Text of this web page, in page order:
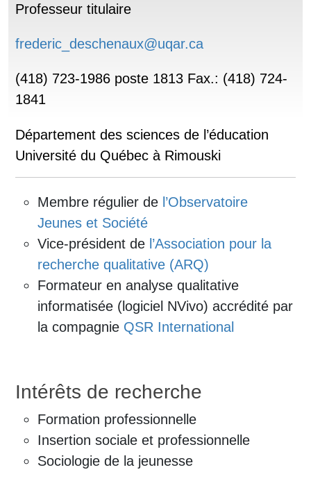
Professeur titulaire
frederic_deschenaux@uqar.ca
(418) 723-1986 poste 1813 Fax.: (418) 724-
1841
Département des sciences de l’éducation
Université du Québec à Rimouski
Membre régulier de l’Observatoire
Jeunes et Société
Vice-président de l’Association pour la
recherche qualitative (ARQ)
Formateur en analyse qualitative
informatisée (logiciel NVivo) accrédité par
la compagnie QSR International
Intérêts de recherche
Formation professionnelle
Insertion sociale et professionnelle
Sociologie de la jeunesse